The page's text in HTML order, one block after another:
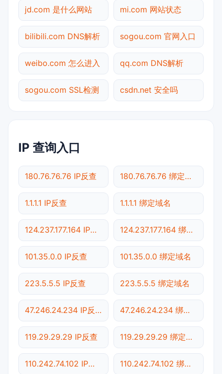
jd.com 是什么网站 mi.com 网站状态
bilibili.com DNS解析 sogou.com 官网入口
weibo.com 怎么进入 qq.com DNS解析
sogou.com SSL检测 csdn.net 安全吗
IP 查询入口
180.76.76.76 IP反查 180.76.76.76 绑定域名
1.1.1.1 IP反查 1.1.1.1 绑定域名
124.237.177.164 IP反查 124.237.177.164 绑定域名
101.35.0.0 IP反查 101.35.0.0 绑定域名
223.5.5.5 IP反查 223.5.5.5 绑定域名
47.246.24.234 IP反查 47.246.24.234 绑定域名
119.29.29.29 IP反查 119.29.29.29 绑定域名
110.242.74.102 IP反查 110.242.74.102 绑定域名